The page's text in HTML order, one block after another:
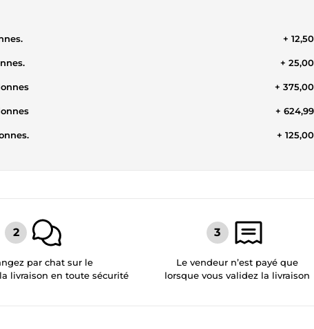
+
+
+
+
+
par chat sur le
livraison en toute sécurité
Le vendeur n’est payé que
lorsque vous validez la livraison